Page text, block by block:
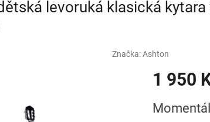
levoruká klasická
Značka:Ashton
1 950
cena: